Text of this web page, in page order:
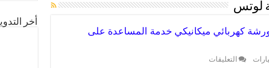
لوتس
لوتس 99009551 ورشة كهربائي ميكانيكي خدمة المساعدة على
التعليقات
أخر